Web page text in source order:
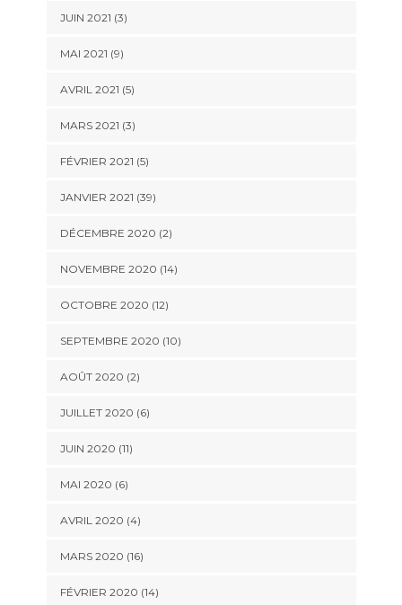
JUIN 2021 (3)
MAI 2021 (9)
AVRIL 2021 (5)
MARS 2021 (3)
FÉVRIER 2021 (5)
JANVIER 2021 (39)
DÉCEMBRE 2020 (2)
NOVEMBRE 2020 (14)
OCTOBRE 2020 (12)
SEPTEMBRE 2020 (10)
AOÛT 2020 (2)
JUILLET 2020 (6)
JUIN 2020 (11)
MAI 2020 (6)
AVRIL 2020 (4)
MARS 2020 (16)
FÉVRIER 2020 (14)